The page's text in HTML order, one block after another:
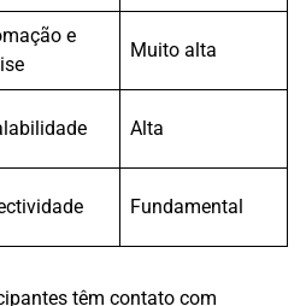
e
Muito alta
Alta
Fundamental
têm contato com